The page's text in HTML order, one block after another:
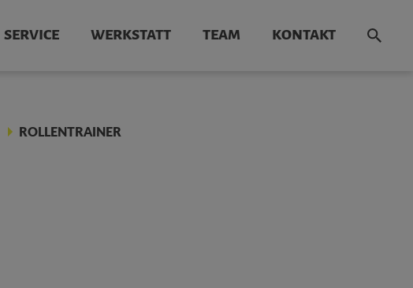
SERVICE WERKSTATT TEAM KONTAKT
ROLLENTRAINER